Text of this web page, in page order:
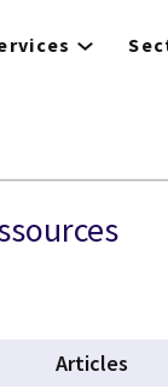
Articles